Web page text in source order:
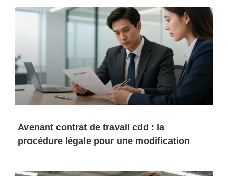
Avenant contrat de travail cdd : la
procédure légale pour une modification